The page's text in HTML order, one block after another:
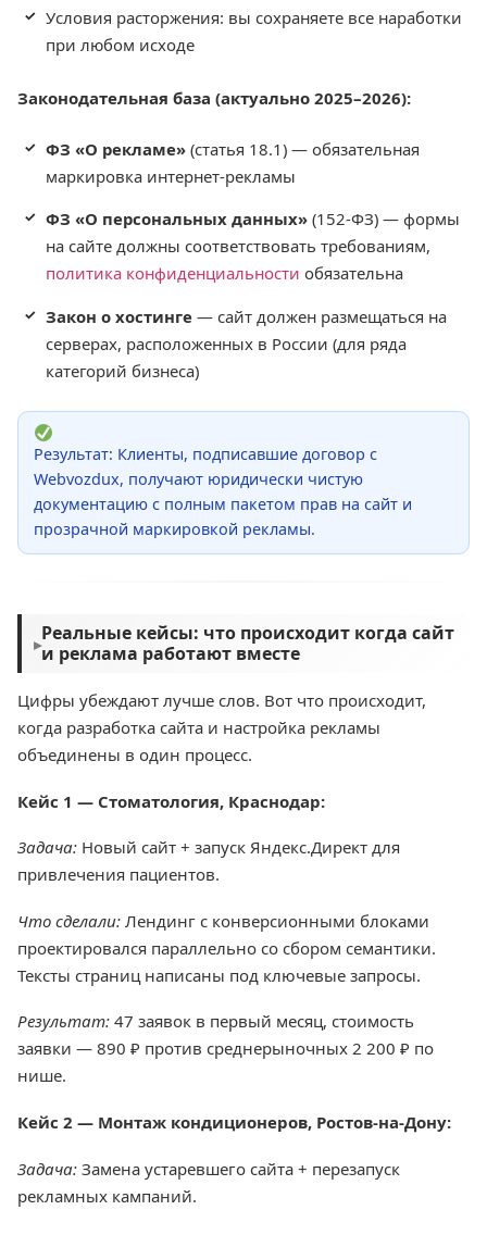
Условия расторжения: вы сохраняете все наработки
при любом исходе
Законодательная база (актуально 2025–2026):
ФЗ «О рекламе»(статья 18.1) — обязательная
маркировка интернет-рекламы
ФЗ «О персональных данных»(152-ФЗ) — формы
на сайте должны соответствовать требованиям,
политика конфиденциальности обязательна
Закон о хостинге— сайт должен размещаться на
серверах, расположенных в России (для ряда
категорий бизнеса)
Результат: Клиенты, подписавшие договор с
Webvozdux, получают юридически чистую
документацию с полным пакетом прав на сайт и
прозрачной маркировкой рекламы.
▸Реальные кейсы: что происходит когда сайт
и реклама работают вместе
Цифры убеждают лучше слов. Вот что происходит,
когда разработка сайта и настройка рекламы
объединены в один процесс.
Кейс 1 — Стоматология, Краснодар:
Задача: Новый сайт + запуск Яндекс.Директ для
привлечения пациентов.
Что сделали: Лендинг с конверсионными блоками
проектировался параллельно со сбором семантики.
Тексты страниц написаны под ключевые запросы.
Результат: 47 заявок в первый месяц, стоимость
заявки — 890 ₽ против среднерыночных 2 200 ₽ по
нише.
Кейс 2 — Монтаж кондиционеров, Ростов-на-Дону:
Задача: Замена устаревшего сайта + перезапуск
рекламных кампаний.